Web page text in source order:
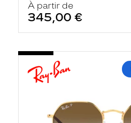
À partir de
345,00 €